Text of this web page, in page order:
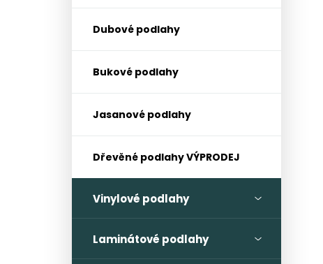
Dubové podlahy
Bukové podlahy
Jasanové podlahy
Dřevěné podlahy VÝPRODEJ
Vinylové podlahy
Laminátové podlahy